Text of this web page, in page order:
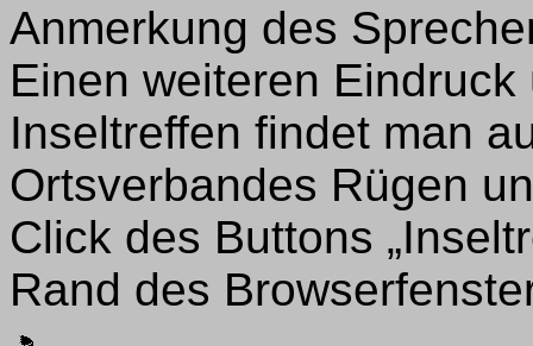
Anmerkung des
Einen weiteren
Inseltreffen findet man
Ortsverbandes Rügen
Click des Buttons
Rand des